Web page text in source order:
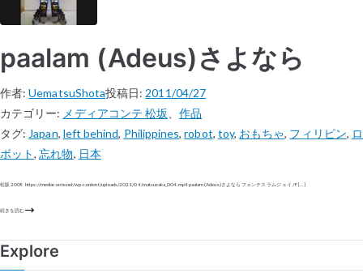
paalam (Adeus)さよなら
作者:UematsuShota投稿日: 2011/04/27
カテゴリー: メディアコンテ 松坂 、作品
タグ: Japan, left behind, Philippines,robot, toy, おもちゃ, フィリピン, ロ
ボット,忘れ物, 日本
松阪 2009 https://mediaconte.net/wp-content/uploads/2021/04/matsuzaka_004.mp4 paalam (Adeus)さよなら フェンテス ラムジェイ / F […]
続きを読む
Explore